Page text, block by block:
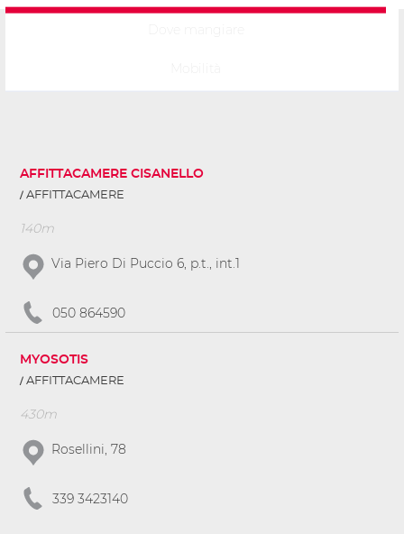
AFFITTACAMERE CISANELLO
AFFITTACAMERE
140m
Via Piero Di Puccio 6, p.t., int.1
050 864590
MYOSOTIS
AFFITTACAMERE
430m
Rosellini, 78
339 3423140